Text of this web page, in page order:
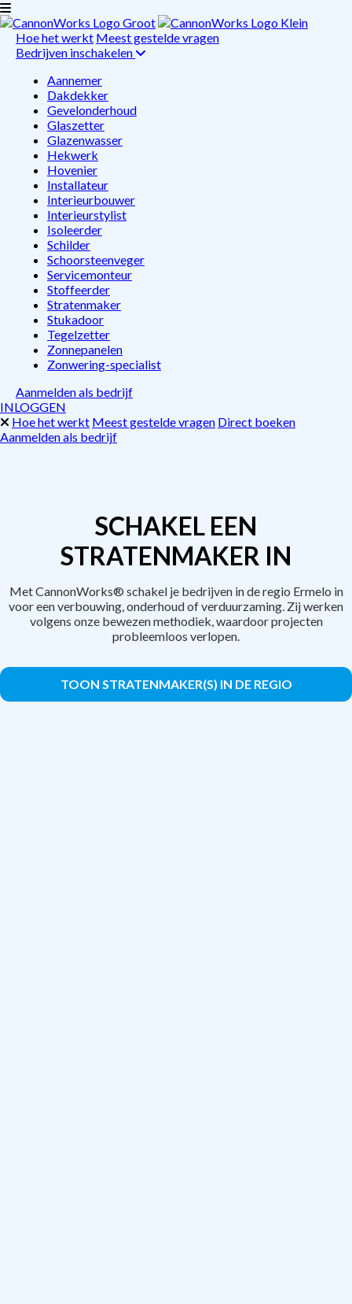
Hoe het werkt Meest gestelde vragen
Bedrijven inschakelen
Aannemer
Dakdekker
Gevelonderhoud
Glaszetter
Glazenwasser
Hekwerk
Hovenier
Installateur
Interieurbouwer
Interieurstylist
Isoleerder
Schilder
Schoorsteenveger
Servicemonteur
Stoffeerder
Stratenmaker
Stukadoor
Tegelzetter
Zonnepanelen
Zonwering-specialist
Aanmelden als bedrijf
INLOGGEN
Hoe het werkt Meest gestelde vragen Direct boeken
Aanmelden als bedrijf
SCHAKEL EEN
STRATENMAKER IN
Met CannonWorks® schakel je bedrijven in de regio Ermelo in
voor een verbouwing, onderhoud of verduurzaming. Zij werken
volgens onze bewezen methodiek, waardoor projecten
probleemloos verlopen.
TOON STRATENMAKER(S) IN DE REGIO